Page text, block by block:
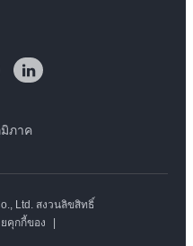
มิภาค
Ltd. สงวนลิขสิทธิ์
คุกกี้ของ